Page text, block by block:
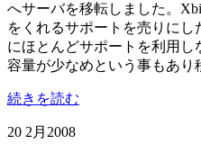
へサーバを移転しました。
をくれるサポートを売りに
にほとんどサポートを利用
容量が少なめという事もあり
続きを読む
20 2月 2008